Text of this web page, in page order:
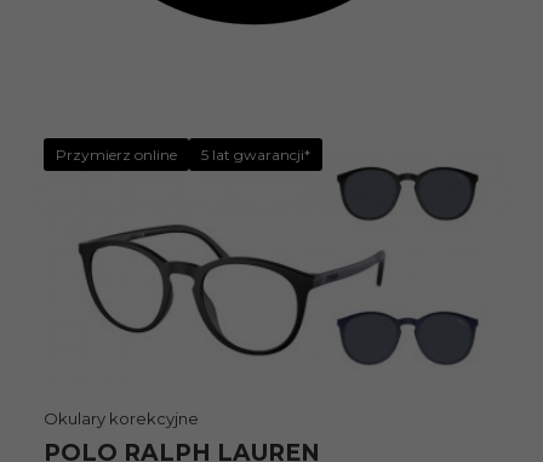
Przymierz online 5 lat gwarancji*
Okulary korekcyjne
POLO RALPH LAUREN